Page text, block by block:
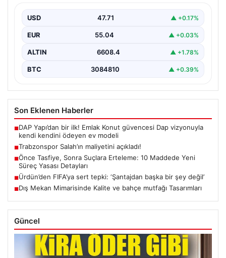
USD 47.71 ▲ +0.17%
EUR 55.04 ▲ +0.03%
ALTIN 6608.4 ▲ +1.78%
BTC 3084810 ▲ +0.39%
Son Eklenen Haberler
■DAP Yapı’dan bir ilk! Emlak Konut güvencesi Dap vizyonuyla
kendi kendini ödeyen ev modeli
■Trabzonspor Salah’ın maliyetini açıkladı!
■Önce Tasfiye, Sonra Suçlara Erteleme: 10 Maddede Yeni
Süreç Yasası Detayları
■Ürdün’den FIFA’ya sert tepki: ‘Şantajdan başka bir şey değil’
■Dış Mekan Mimarisinde Kalite ve bahçe mutfağı Tasarımları
Güncel